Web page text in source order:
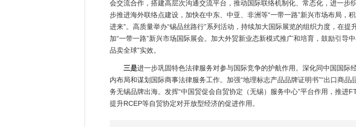
会交流合作，搭建高层次沟通交流平台，推动国际联络机制化、常态化，进一步
步推进海外联络点建设，加快在中东、中亚、非洲等“一带一路”新兴市场布局，
进来”。高质量举办“锡品丝路行”系列活动，持续加大国际展览的组织力度，在
加“一带一路”新兴市场国际展会。加大外贸新业态新模式推广和培育，鼓励引导
品卖全球”实效。
三是进一步巩固特色法律服务对参与国际竞争的护航作用。深化同中国国际
内布局和谋划国际商事法律服务工作。加强“地理标志产品品牌证明书”“出口商
务无锡品牌出海。发挥“中国贸促会自贸协定（无锡）服务中心”平台作用，推进
提升RCEP等自贸协定对开放型经济的促进作用。